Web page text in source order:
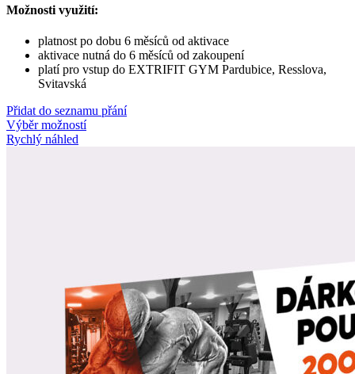
Možnosti využití:
platnost po dobu 6 měsíců od aktivace
aktivace nutná do 6 měsíců od zakoupení
platí pro vstup do EXTRIFIT GYM Pardubice, Resslova,
Svitavská
Přidat do seznamu přání
Výběr možností
Rychlý náhled